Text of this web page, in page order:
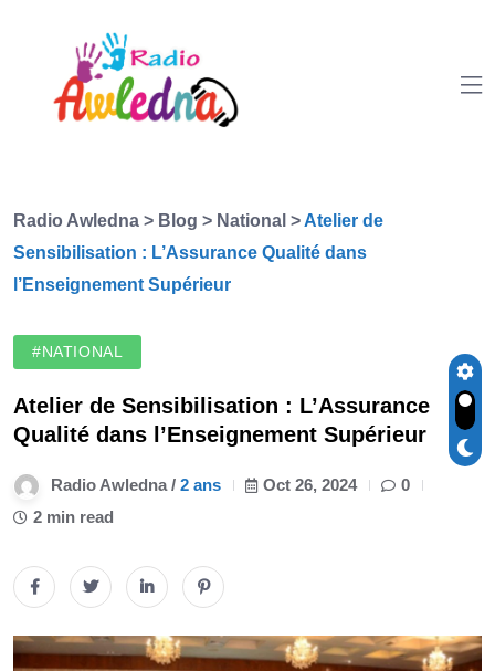
Radio Awledna > Blog > National > Atelier de
Sensibilisation : L’Assurance Qualité dans
l’Enseignement Supérieur
#NATIONAL
Atelier de Sensibilisation : L’Assurance
Qualité dans l’Enseignement Supérieur
Radio Awledna / 2 ans Oct 26, 2024
0
2 min read